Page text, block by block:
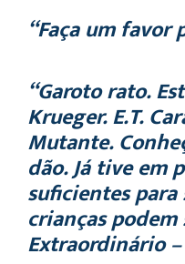
“Faça um
“Garoto rato.
Krueger. E.T.
Mutante.
dão. Já tive em
suficientes para
crianças podem
Extraordinário